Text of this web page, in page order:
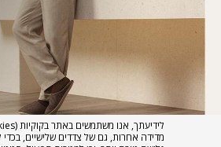
מדידה אחרות, גם של צדדים שלישיים, בכדי